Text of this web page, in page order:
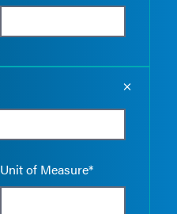
Unit of Measure*